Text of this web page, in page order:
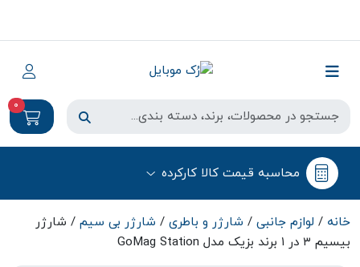
0
محاسبه قیمت کالا کارکرده
خانه / لوازم جانبی / شارژر و باطری / شارژر بی سیم / شارژر
بیسیم ۳ در ۱ برند بزیک مدل GoMag Station